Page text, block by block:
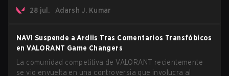
28 jul. Adarsh J. Kumar
NAVI Suspende a Ardiis Tras Comentarios Transfóbicos
en VALORANT Game Changers
La comunidad competitiva de VALORANT recientemente
se vio envuelta en una controversia que involucra al